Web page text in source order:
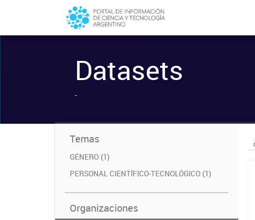
Datasets
-
Temas
GÉNERO (1)
PERSONAL CIENTÍFICO-TECNOLÓGICO (1)
Organizaciones